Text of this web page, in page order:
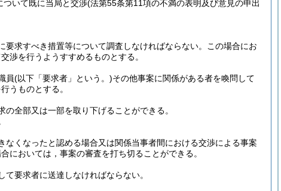
ついて既に当局と交渉(法第55条第11項の不満の表明及び意見の申出
求すべき措置等について調査しなければならない。
この場合にお
渉を行うようすすめるものとする。
員(以下「要求者」という。)その他事案に関係がある者を喚問して
うものとする。
全部又は一部を取り下げることができる。
くなったと認める場合又は関係当事者間における交渉による事案
においては，事案の審査を打ち切ることができる。
要求者に送達しなければならない。